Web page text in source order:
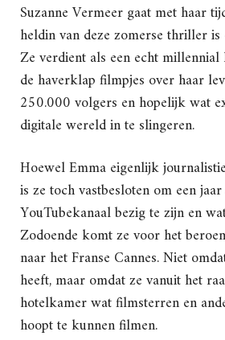
Suzanne Vermeer gaat met haar
heldin van deze zomerse thriller
Ze verdient als een echt
de haverklap filmpjes over haar
250.000 volgers en hopelijk wat
digitale wereld in te slingeren.
Hoewel Emma eigenlijk
is ze toch vastbesloten om een
YouTubekanaal bezig te zijn en
Zodoende komt ze voor het
naar het Franse Cannes. Niet
heeft, maar omdat ze vanuit het
hotelkamer wat filmsterren en
hoopt te kunnen filmen.